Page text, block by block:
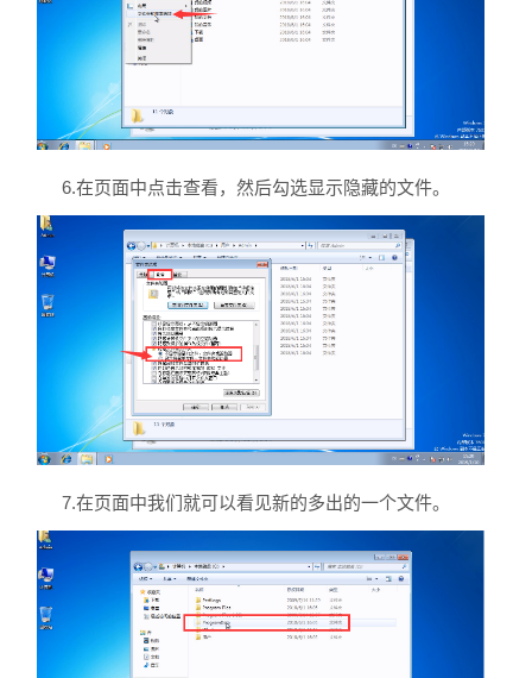
6.在页面中点击查看，然后勾选显示隐藏的文件。
7.在页面中我们就可以看见新的多出的一个文件。